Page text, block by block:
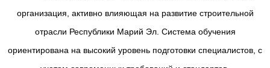
организация, активно влияющая на развитие строительной
отрасли Республики Марий Эл. Система обучения
ориентирована на высокий уровень подготовки специалистов, с